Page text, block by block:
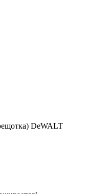
DeWALT